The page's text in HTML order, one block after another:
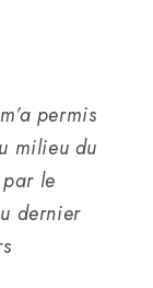
permis
milieu du
le
dernier